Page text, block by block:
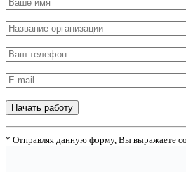
Начать работу
* Отправляя данную форму, Вы выражаете